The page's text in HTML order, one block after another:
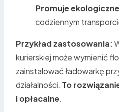
Promuje
codziennym
Przykład zastosowania:
kurierskiej może wymienić
zainstalować ładowarkę
działalności. To
i opłacalne.